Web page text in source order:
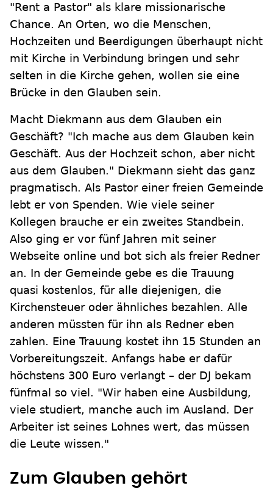
"Rent a Pastor" als klare missionarische
Chance. An Orten, wo die Menschen,
Hochzeiten und Beerdigungen überhaupt nicht
mit Kirche in Verbindung bringen und sehr
selten in die Kirche gehen, wollen sie eine
Brücke in den Glauben sein.
Macht Diekmann aus dem Glauben ein
Geschäft? "Ich mache aus dem Glauben kein
Geschäft. Aus der Hochzeit schon, aber nicht
aus dem Glauben." Diekmann sieht das ganz
pragmatisch. Als Pastor einer freien Gemeinde
lebt er von Spenden. Wie viele seiner
Kollegen brauche er ein zweites Standbein.
Also ging er vor fünf Jahren mit seiner
Webseite online und bot sich als freier Redner
an. In der Gemeinde gebe es die Trauung
quasi kostenlos, für alle diejenigen, die
Kirchensteuer oder ähnliches bezahlen. Alle
anderen müssten für ihn als Redner eben
zahlen. Eine Trauung kostet ihn 15 Stunden an
Vorbereitungszeit. Anfangs habe er dafür
höchstens 300 Euro verlangt – der DJ bekam
fünfmal so viel. "Wir haben eine Ausbildung,
viele studiert, manche auch im Ausland. Der
Arbeiter ist seines Lohnes wert, das müssen
die Leute wissen."
Zum Glauben gehört